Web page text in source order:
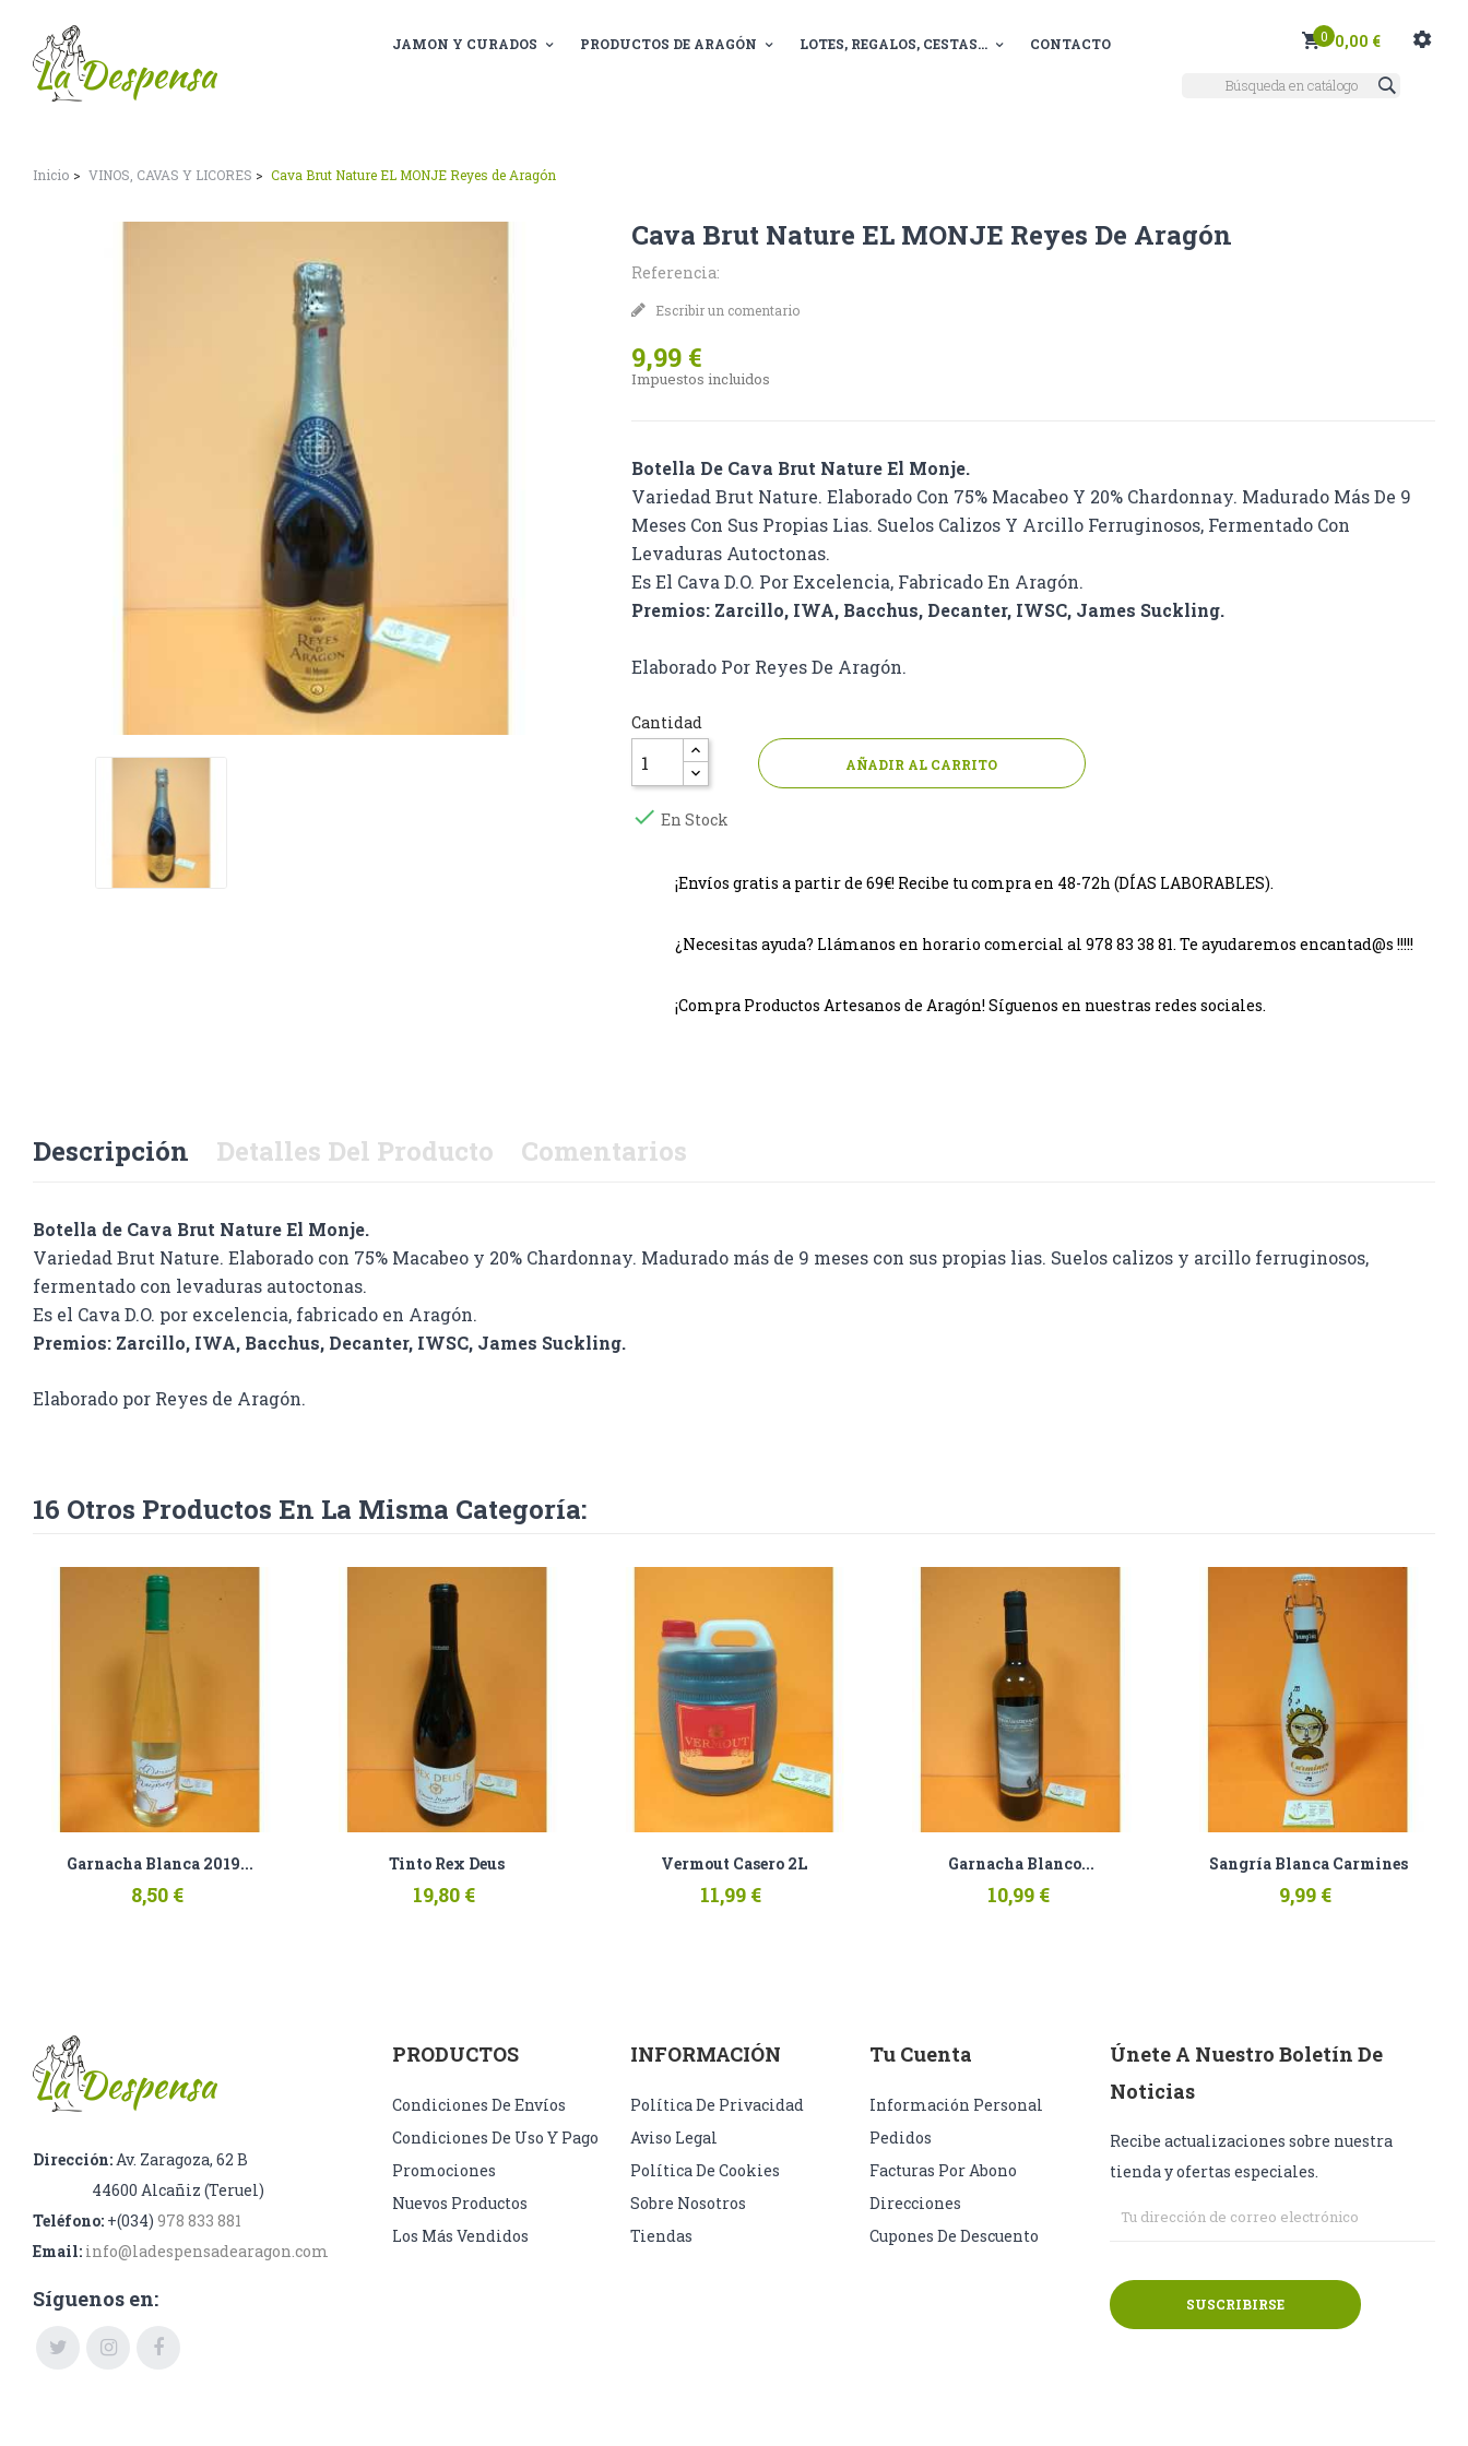
JAMON Y CURADOS PRODUCTOS DE ARAGÓN LOTES, REGALOS, CESTAS... CONTACTO 0 0,00 €
Inicio VINOS, CAVAS Y LICORES Cava Brut Nature EL MONJE Reyes de Aragón
Cava Brut Nature EL MONJE Reyes De Aragón
Referencia:
Escribir un comentario
9,99 €
Impuestos incluidos
Botella De Cava Brut Nature El Monje.
Variedad Brut Nature. Elaborado Con 75% Macabeo Y 20% Chardonnay. Madurado Más De 9
Meses Con Sus Propias Lias. Suelos Calizos Y Arcillo Ferruginosos, Fermentado Con
Levaduras Autoctonas.
Es El Cava D.O. Por Excelencia, Fabricado En Aragón.
Premios: Zarcillo, IWA, Bacchus, Decanter, IWSC, James Suckling.
Elaborado Por Reyes De Aragón.
Cantidad
AÑADIR AL CARRITO
 En Stock
¡Envíos gratis a partir de 69€! Recibe tu compra en 48-72h (DÍAS LABORABLES).
¿Necesitas ayuda? Llámanos en horario comercial al 978 83 38 81. Te ayudaremos encantad@s !!!!!
¡Compra Productos Artesanos de Aragón! Síguenos en nuestras redes sociales.
Descripción Detalles Del Producto Comentarios
Botella de Cava Brut Nature El Monje.
Variedad Brut Nature. Elaborado con 75% Macabeo y 20% Chardonnay. Madurado más de 9 meses con sus propias lias. Suelos calizos y arcillo ferruginosos,
fermentado con levaduras autoctonas.
Es el Cava D.O. por excelencia, fabricado en Aragón.
Premios: Zarcillo, IWA, Bacchus, Decanter, IWSC, James Suckling.
Elaborado por Reyes de Aragón.
16 Otros Productos En La Misma Categoría:
Garnacha Blanca 2019...
8,50 €
Tinto Rex Deus
19,80 €
Vermout Casero 2L
11,99 €
Garnacha Blanco...
10,99 €
Sangría Blanca Carmines
9,99 €
Dirección: Av. Zaragoza, 62 B
44600 Alcañiz (Teruel)
Teléfono: +(034) 978 833 881
Email: info@ladespensadearagon.com
Síguenos en:
PRODUCTOS
Condiciones De Envíos
Condiciones De Uso Y Pago
Promociones
Nuevos Productos
Los Más Vendidos
INFORMACIÓN
Política De Privacidad
Aviso Legal
Política De Cookies
Sobre Nosotros
Tiendas
Tu Cuenta
Información Personal
Pedidos
Facturas Por Abono
Direcciones
Cupones De Descuento
Únete A Nuestro Boletín De
Noticias
Recibe actualizaciones sobre nuestra
tienda y ofertas especiales.
SUSCRIBIRSE